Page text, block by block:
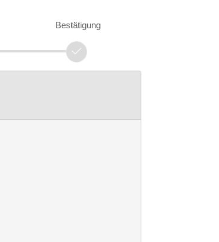
Bestätigung